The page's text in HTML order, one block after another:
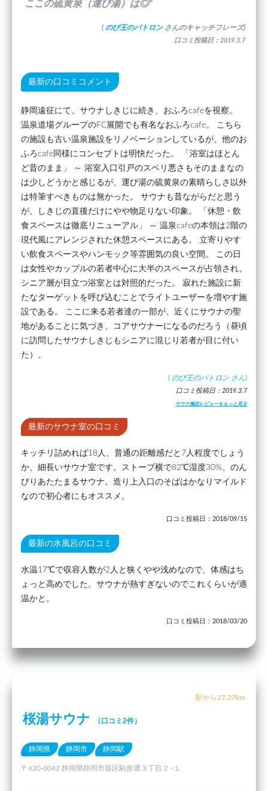
ここの硫黄泉（運び湯）は◎”
( のび王のパトロン さんのキャッチフレーズ)
口コミ投稿日：2019.3.7
最新の口コミコメント
静岡遠征にて、サウナしきじに続き、おふろcafeを視察。
温泉道場グループのFC展開でも有名なおふろcafe。 こちら
の施設も古い温泉施設をリノベーションしているが、他のお
ふろcafe同様にコンセプトは明快だった。 「浴室はほとん
ど昔のまま」 ～ 浴室入口引戸のスベリ悪さもそのままなの
は少しどうかと感じるが、運び湯の硫黄泉の素晴らしさ以外
は特筆すべきものは無かった。 サウナも昔ながらだと思う
が、しきじの直後だけにやや物足りない印象。 「休憩・飲
食スペースは徹底リニューアル」 ～ 温泉cafeの本領は2階の
現代風にアレンジされた休憩スペースにある。 立寄りやす
い飲食スペースやハンモック等雰囲気の良い空間。 この日
は女性やカップルの若者中心に大半のスペースが占領され、
シニア層が目立つ浴室とは対照的だった。 寂れた施設に新
たなターゲットを呼び込むことでライトユーザーを増やす施
設である。 ここに来る若者達の一部が、近くにサウナの聖
地があることに気づき、コアサウナーになるのだろう（昼頃
に訪問したサウナしきじもシニアに混じり若者が目に付い
た）。
( のび王のパトロン さん)
口コミ投稿日：2019.3.7
サウナ施設レビューをもっと見る
最新のサウナ室の口コミ
キッチリ詰めれば18人、普通の距離感だと7人程度でしょう
か、細長いサウナ室です。ストーブ横で82℃湿度30%、のん
びりあたたまるサウナ。造り上入口のそばはかなりマイルド
なので初心者にもオススメ。
口コミ投稿日：2018/09/15
最新の水風呂の口コミ
水温17℃で収容人数が2人と狭くやや浅めなので、体感はち
ょっと高めでした。サウナが熱すぎないのでこれくらいが適
温かと。
口コミ投稿日：2018/03/20
駅から27.27km
桜湯サウナ （口コミ2件）
静岡県 静岡市 静岡駅
〒420-0042 静岡県静岡市葵区駒形通３丁目２−１